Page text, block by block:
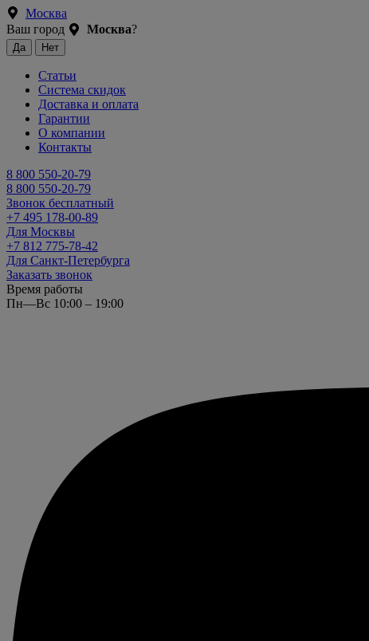
Москва
Ваш город
Москва?
Статьи
Система скидок
Доставка и оплата
Гарантии
О компании
Контакты
8 800 550-20-79
8 800 550-20-79
Звонок бесплатный
+7 495 178-00-89
Для Москвы
+7 812 775-78-42
Для Санкт-Петербурга
Заказать звонок
Время работы
Пн—Вс 10:00 – 19:00